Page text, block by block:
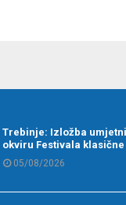
Trebinje: Izložba
okviru Festivala klasične
05/08/2026